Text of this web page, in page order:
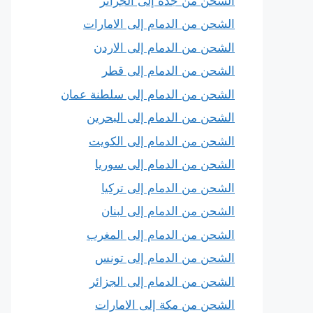
الشحن من الدمام إلى الامارات
الشحن من الدمام إلى الاردن
الشحن من الدمام إلى قطر
الشحن من الدمام إلى سلطنة عمان
الشحن من الدمام إلى البحرين
الشحن من الدمام إلى الكويت
الشحن من الدمام إلى سوريا
الشحن من الدمام إلى تركيا
الشحن من الدمام إلى لبنان
الشحن من الدمام إلى المغرب
الشحن من الدمام إلى تونس
الشحن من الدمام إلى الجزائر
الشحن من مكة إلى الامارات